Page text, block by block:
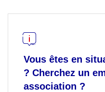
Vous êtes en
? Cherchez un
association ?